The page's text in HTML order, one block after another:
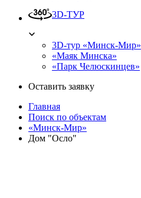
3D-ТУР
3D-тур «Минск-Мир»
«Маяк Минска»
«Парк Челюскинцев»
Оставить заявку
Главная
Поиск по объектам
«Минск-Мир»
Дом "Осло"